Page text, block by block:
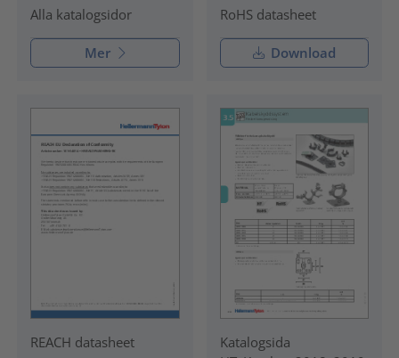
Alla katalogsidor
Mer
RoHS datasheet
Download
REACH datasheet
Katalogsida